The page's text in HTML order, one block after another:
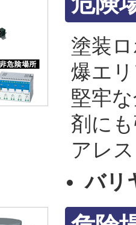
塗装
爆エ
堅牢
剤に
アレ
バリ